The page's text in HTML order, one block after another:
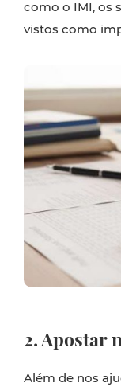
como o IMI, os
vistos como
2. Apostar
Além de nos